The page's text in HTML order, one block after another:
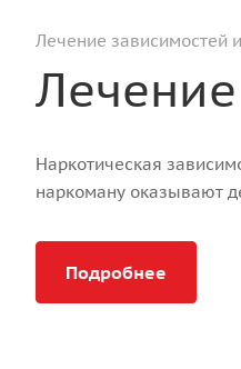
Лечение зависимостей
Наркотическая
наркоману оказывают
Подробнее